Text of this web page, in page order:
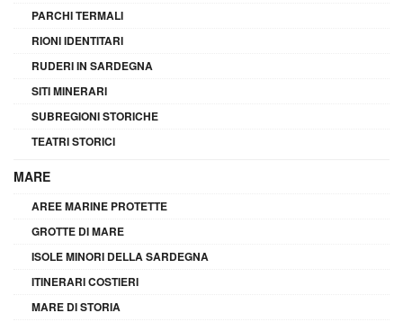
PARCHI TERMALI
RIONI IDENTITARI
RUDERI IN SARDEGNA
SITI MINERARI
SUBREGIONI STORICHE
TEATRI STORICI
MARE
AREE MARINE PROTETTE
GROTTE DI MARE
ISOLE MINORI DELLA SARDEGNA
ITINERARI COSTIERI
MARE DI STORIA